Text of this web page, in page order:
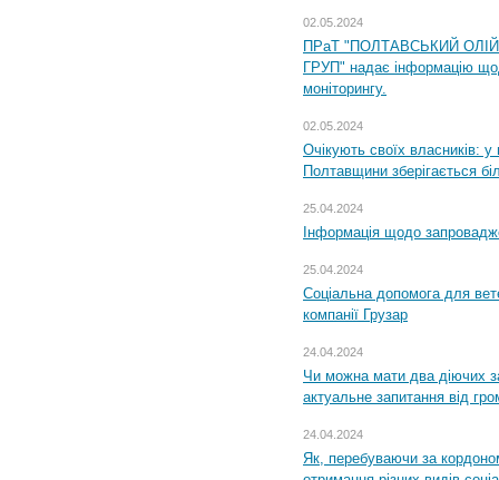
02.05.2024
ПРаТ "ПОЛТАВСЬКИЙ
ГРУП" надає інформацію
моніторингу.
02.05.2024
Очікують своїх власників: у
Полтавщини зберігається
25.04.2024
Інформація щодо
25.04.2024
Соціальна допомога для
компанії Грузар
24.04.2024
Чи можна мати два діючих
актуальне запитання від
24.04.2024
Як, перебуваючи за